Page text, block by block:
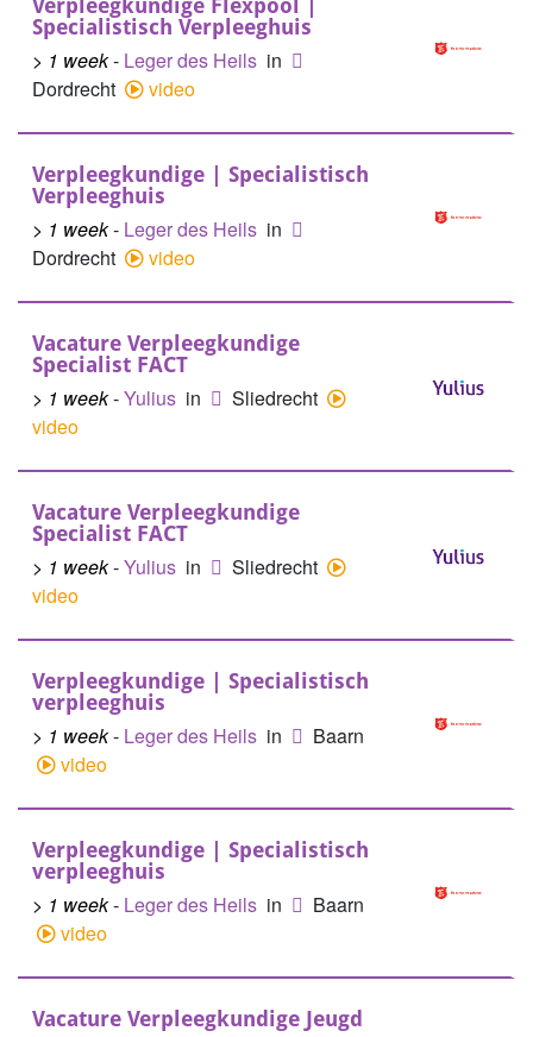
Verpleegkundige Flexpool |
Specialistisch Verpleeghuis
> 1 week- Leger des Heils in
Dordrecht
video
Verpleegkundige | Specialistisch
Verpleeghuis
> 1 week- Leger des Heils in
Dordrecht
video
Vacature Verpleegkundige
Specialist FACT
> 1 week-Yulius in
Sliedrecht
video
Vacature Verpleegkundige
Specialist FACT
> 1 week-Yulius in
Sliedrecht
video
Verpleegkundige | Specialistisch
verpleeghuis
> 1 week- Leger des Heils in
Baarn
video
Verpleegkundige | Specialistisch
verpleeghuis
> 1 week- Leger des Heils in
Baarn
video
Vacature Verpleegkundige Jeugd